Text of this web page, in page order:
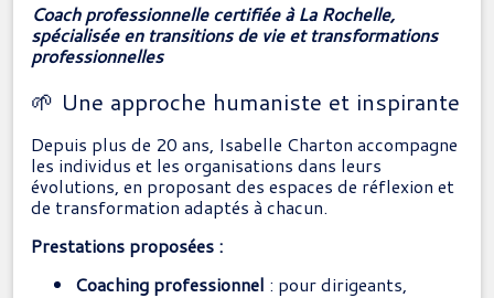
Coach professionnelle certifiée à La Rochelle,
spécialisée en transitions de vie et transformations
professionnelles
🌱 Une approche humaniste et inspirante
Depuis plus de 20 ans, Isabelle Charton accompagne
les individus et les organisations dans leurs
évolutions, en proposant des espaces de réflexion et
de transformation adaptés à chacun.
Prestations proposées :
Coaching professionnel : pour dirigeants,